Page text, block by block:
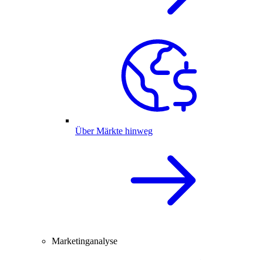
Über Märkte hinweg
Marketinganalyse